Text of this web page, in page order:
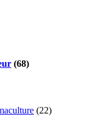
(68)
(22)